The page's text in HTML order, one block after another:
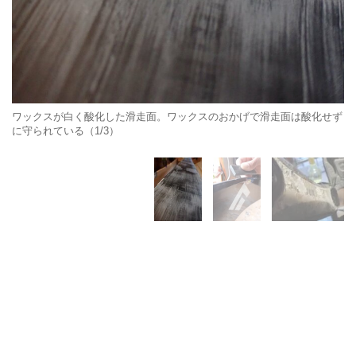
ワックスが白く酸化した滑走面。ワックスのおかげで滑走面は酸化せず
に守られている（1/3）